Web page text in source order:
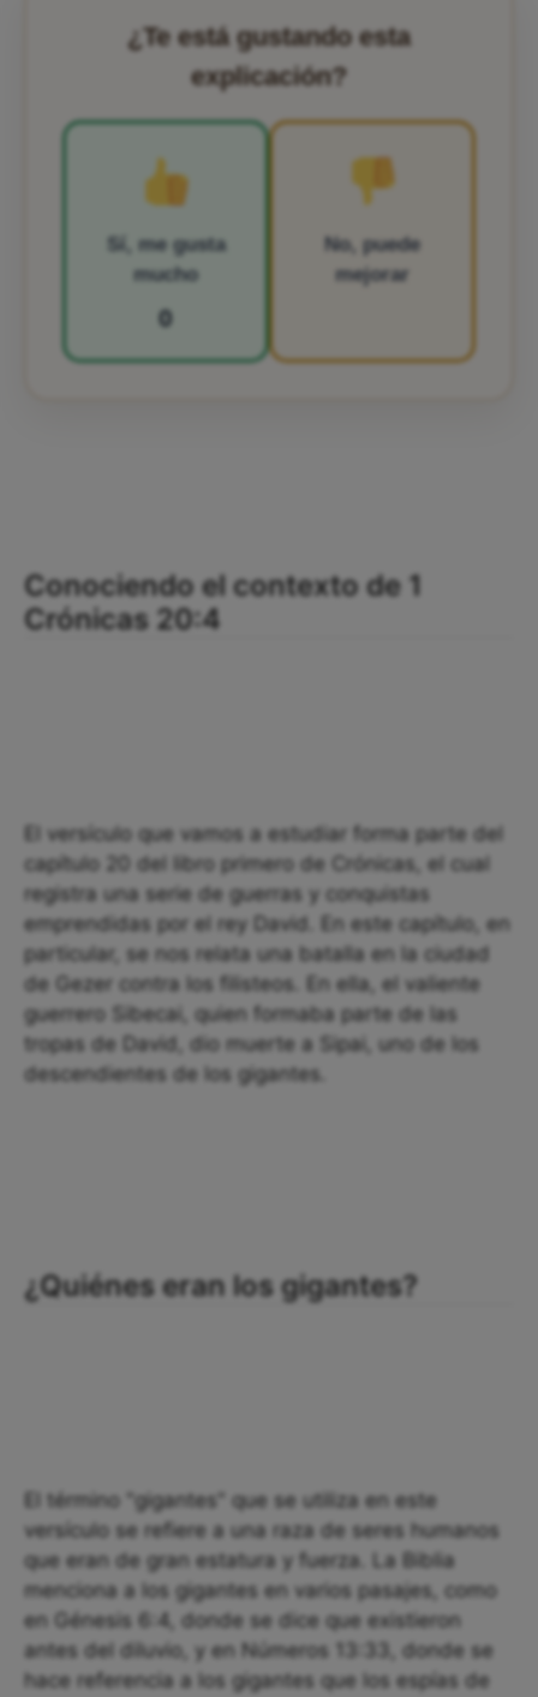
¿Te está gustando esta
explicación?
Sí, me gusta
mucho
0
No, puede
mejorar
Conociendo el contexto de 1
Crónicas 20:4
El versículo que vamos a estudiar forma parte del
capítulo 20 del libro primero de Crónicas, el cual
registra una serie de guerras y conquistas
emprendidas por el rey David. En este capítulo, en
particular, se nos relata una batalla en la ciudad
de Gezer contra los filisteos. En ella, el valiente
guerrero Sibecai, quien formaba parte de las
tropas de David, dio muerte a Sipai, uno de los
descendientes de los gigantes.
¿Quiénes eran los gigantes?
El término "gigantes" que se utiliza en este
versículo se refiere a una raza de seres humanos
que eran de gran estatura y fuerza. La Biblia
menciona a los gigantes en varios pasajes, como
en Génesis 6:4, donde se dice que existieron
antes del diluvio, y en Números 13:33, donde se
hace referencia a los gigantes que los espías de